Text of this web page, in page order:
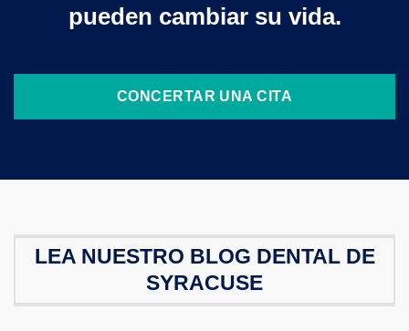
pueden cambiar su vida.
CONCERTAR UNA CITA
LEA NUESTRO BLOG DENTAL DE
SYRACUSE